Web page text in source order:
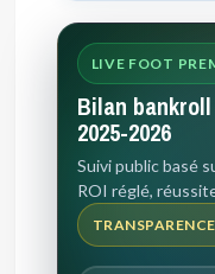
LIVE FOOT
Bilan
2025-2026
Suivi public basé
ROI réglé,